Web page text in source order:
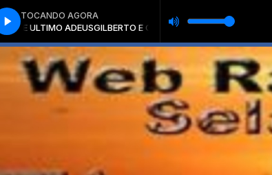
TOCANDO AGORA
ADEUS GILBERTO E GILMAR- BOIADEIRO ERRANTE E